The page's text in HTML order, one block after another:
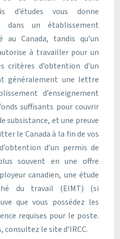
d’études vous donne
dans un établissement
au Canada, tandis qu’un
à travailler pour un
critères d’obtention d’un
généralement une lettre
d’enseignement
suffisants pour couvrir
subsistance, et une preuve
le Canada à la fin de vos
d’un permis de
souvent en une offre
canadien, une étude
du travail (EIMT) (si
que vous possédez les
requises pour le poste.
le site d’IRCC.